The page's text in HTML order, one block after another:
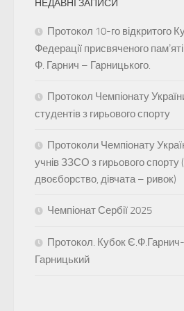
НЕДАВНІ ЗАПИСИ
Протокол 10-го відкритого
Федерації присвяченого
Ф. Гарнич – Гарницького.
Протокол Чемпіонату
студентів з гирьового спорту
Протоколи Чемпіонату
учнів ЗЗСО з гирьового спорту
двоєборство, дівчата – ривок)
Чемпіонат Сербії 2025
Протокол. Кубок Є.Ф.Гарнич-
Гарницький